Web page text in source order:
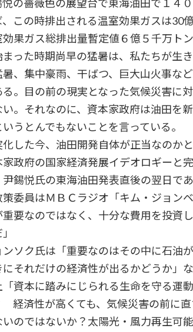
の薔薇色の展望台で東海油田で１４
この時排出される温室効果ガスは30
果ガス総排出量暫定値６億５千万トン
った時期尚早の猛暑は、私たちが生
、集中豪雨、干ばつ、巨大山火事な
。目の前の現実となった気候災害に
い。それなのに、資本家政府は油田を
うとんでもないことを言っている。
した今、油田開発自体が正当なのか
政府の国家経済発展イデオロギーと
錫悦氏の東海油田発表直後の翌日で
委員はＭＢＣラジオ「キム・ジョン
要なのではなく、十分な費用を投資
ソク氏は「重要なのはその中に石油
それだけの経済性が出るかどうか」
資本に踏みにじられる生命を守る運
経済性が高くても、気候災害の前に
のではないか？太陽光・風力再生可